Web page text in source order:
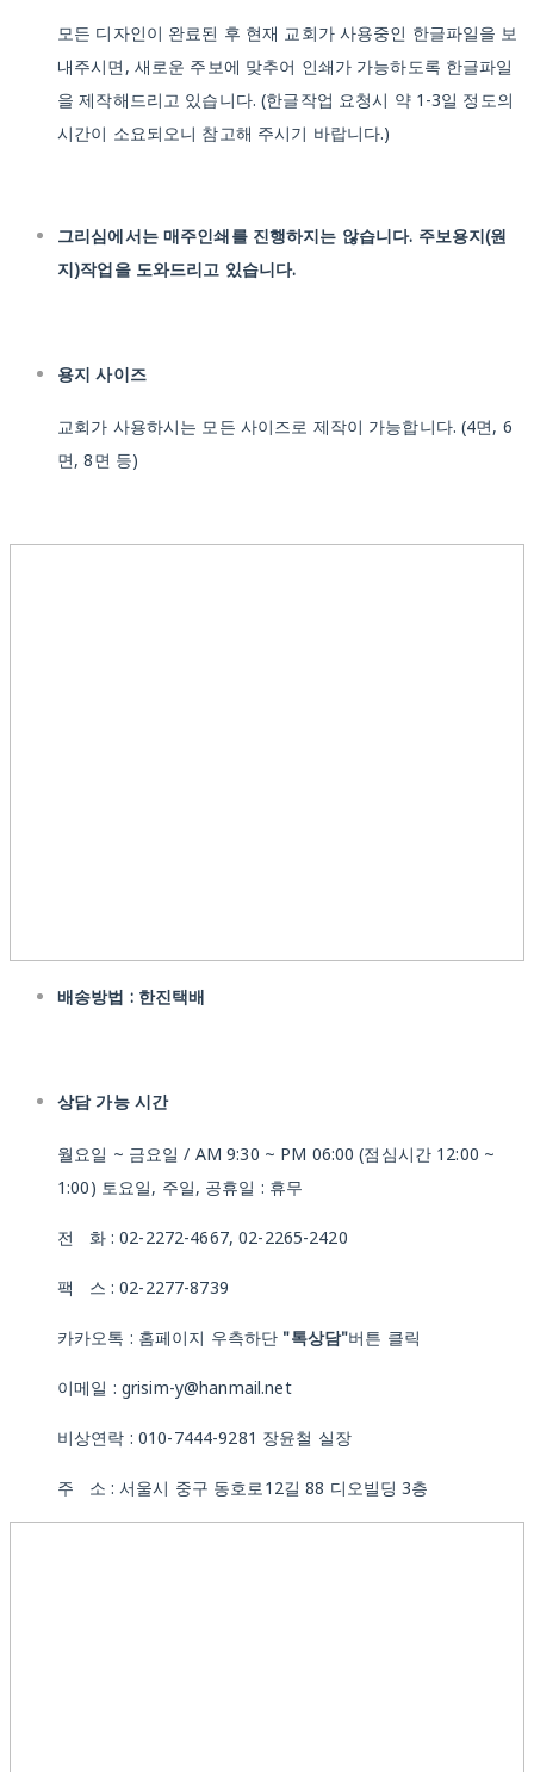
모든 디자인이 완료된 후 현재 교회가 사용중인 한글파일을 보
내주시면, 새로운 주보에 맞추어 인쇄가 가능하도록 한글파일
을 제작해드리고 있습니다.(한글작업 요청시 약 1-3일 정도의
시간이 소요되오니 참고해 주시기 바랍니다.)
그리심에서는 매주인쇄를 진행하지는 않습니다. 주보용지(원
지)작업을 도와드리고 있습니다.
용지 사이즈
교회가 사용하시는 모든 사이즈로 제작이 가능합니다.(4면, 6
면, 8면 등)
배송방법 : 한진택배
상담 가능 시간
월요일 ~ 금요일 / AM 9:30 ~ PM 06:00 (점심시간 12:00 ~
1:00) 토요일, 주일, 공휴일 : 휴무
전 화 : 02-2272-4667, 02-2265-2420
팩 스 : 02-2277-8739
카카오톡 : 홈페이지 우측하단 "톡상담"버튼 클릭
이메일 : grisim-y@hanmail.net
비상연락 : 010-7444-9281 장윤철 실장
주 소 : 서울시 중구 동호로12길 88 디오빌딩 3층